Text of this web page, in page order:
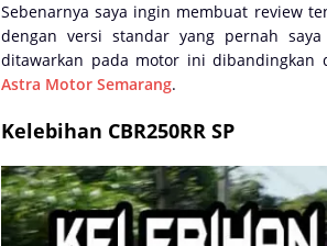
Sebenarnya saya ingin membuat review
dengan versi standar yang pernah
ditawarkan pada motor ini
Astra Motor Semarang.
Kelebihan CBR250RR SP